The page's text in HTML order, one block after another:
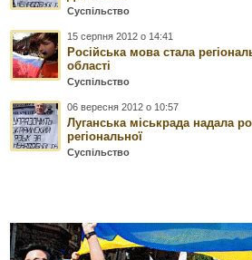
Суспільство
15 серпня 2012 о 14:41
Російська мова стала
області
Суспільство
06 вересня 2012 о 10:57
Луганська міськрада надала
регіональної
Суспільство